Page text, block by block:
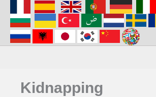
contenu
Kidnapping